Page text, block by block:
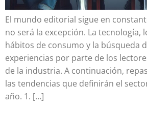
El mundo editorial sigue en
no será la excepción. La tecnología,
hábitos de consumo y la búsqueda
experiencias por parte de los
de la industria. A continuación,
las tendencias que definirán el
año. 1. […]